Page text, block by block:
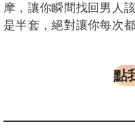
摩，讓你瞬間找回男人
是半套，絕對讓你每次
點